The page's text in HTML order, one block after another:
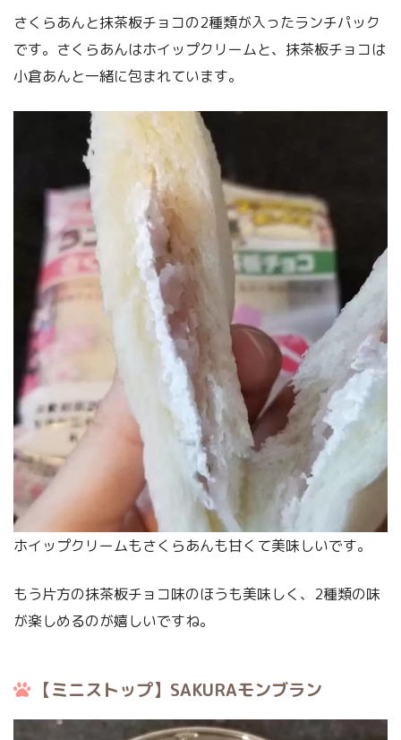
さくらあんと抹茶板チョコの2種類が入ったランチパック
です。さくらあんはホイップクリームと、抹茶板チョコは
小倉あんと一緒に包まれています。
ホイップクリームもさくらあんも甘くて美味しいです。
もう片方の抹茶板チョコ味のほうも美味しく、2種類の味
が楽しめるのが嬉しいですね。
【ミニストップ】SAKURAモンブラン